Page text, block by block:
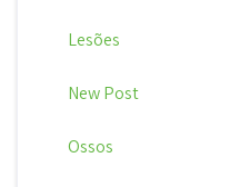
Lesões
New Post
Ossos